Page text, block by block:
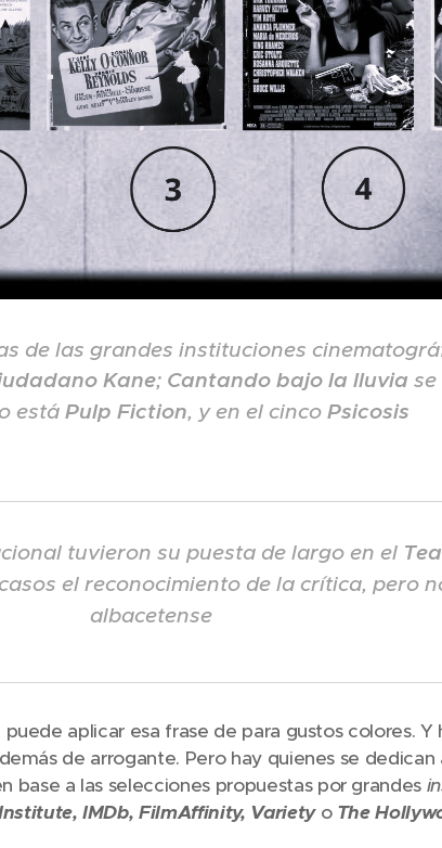
de las grandes instituciones
Kane; Cantando bajo la lluvia
está Pulp Fiction, y en el cinco Psicosis
tuvieron su puesta de largo en el
el reconocimiento de la crítica, pero
albacetense
aplicar esa frase de para gustos colores. Y
de arrogante. Pero hay quienes se dedican
base a las selecciones propuestas por grandes
IMDb, FilmAffinity, Variety oThe